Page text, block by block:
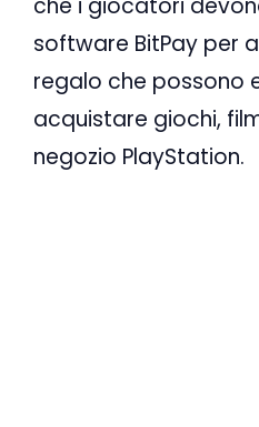
software BitPay per
regalo che possono
acquistare giochi,
negozio PlayStation.